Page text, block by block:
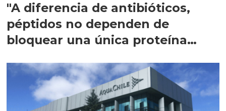
"A diferencia de antibióticos,
péptidos no dependen de
bloquear una única proteína